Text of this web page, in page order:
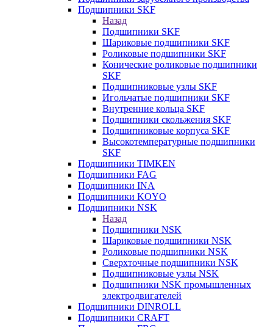
Подшипники SKF
Назад
Подшипники SKF
Шариковые подшипники SKF
Роликовые подшипники SKF
Конические роликовые подшипники
SKF
Подшипниковые узлы SKF
Игольчатые подшипники SKF
Внутренние кольца SKF
Подшипники скольжения SKF
Подшипниковые корпуса SKF
Высокотемпературные подшипники
SKF
Подшипники TIMKEN
Подшипники FAG
Подшипники INA
Подшипники KOYO
Подшипники NSK
Назад
Подшипники NSK
Шариковые подшипники NSK
Роликовые подшипники NSK
Сверхточные подшипники NSK
Подшипниковые узлы NSK
Подшипники NSK промышленных
электродвигателей
Подшипники DINROLL
Подшипники CRAFT